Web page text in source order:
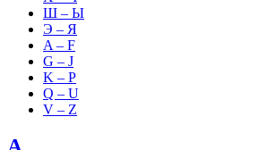
Ш – Ы
Э – Я
A – F
G – J
K – P
Q – U
V – Z